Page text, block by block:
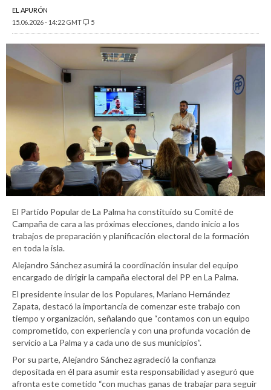
EL APURÓN
15.06.2026 - 14:22 GMT
5
El Partido Popular de La Palma ha constituido su Comité de
Campaña de cara a las próximas elecciones, dando inicio a los
trabajos de preparación y planificación electoral de la formación
en toda la isla.
Alejandro Sánchez asumirá la coordinación insular del equipo
encargado de dirigir la campaña electoral del PP en La Palma.
El presidente insular de los Populares, Mariano Hernández
Zapata, destacó la importancia de comenzar este trabajo con
tiempo y organización, señalando que “contamos con un equipo
comprometido, con experiencia y con una profunda vocación de
servicio a La Palma y a cada uno de sus municipios”.
Por su parte, Alejandro Sánchez agradeció la confianza
depositada en él para asumir esta responsabilidad y aseguró que
afronta este cometido “con muchas ganas de trabajar para seguir